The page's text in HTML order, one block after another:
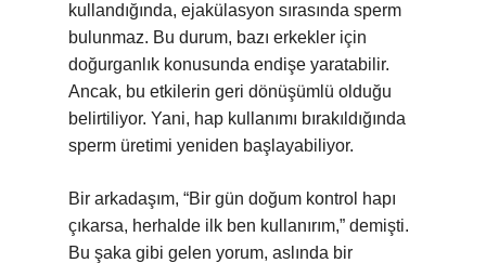
kullandığında, ejakülasyon sırasında sperm
bulunmaz. Bu durum, bazı erkekler için
doğurganlık konusunda endişe yaratabilir.
Ancak, bu etkilerin geri dönüşümlü olduğu
belirtiliyor. Yani, hap kullanımı bırakıldığında
sperm üretimi yeniden başlayabiliyor.
Bir arkadaşım, “Bir gün doğum kontrol hapı
çıkarsa, herhalde ilk ben kullanırım,” demişti.
Bu şaka gibi gelen yorum, aslında bir